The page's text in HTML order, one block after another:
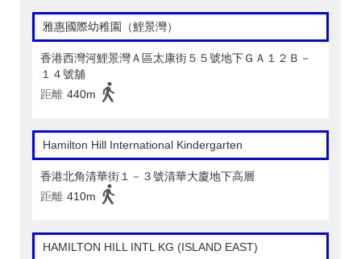
雅惠國際幼稚園（鯉景灣）
香港西灣河鯉景灣Ａ區太康街５５號地下ＧＡ１２Ｂ－
１４號舖
距離 440m
Hamilton Hill International Kindergarten
香港北角清華街１－３號清華大廈地下高層
距離 410m
HAMILTON HILL INTL KG (ISLAND EAST)